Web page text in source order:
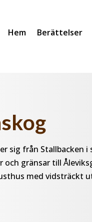
Hem Berättelser
sig från Stallbacken i
och gränsar till
med vidsträckt